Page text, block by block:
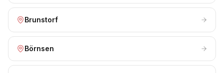
Brunstorf
Börnsen